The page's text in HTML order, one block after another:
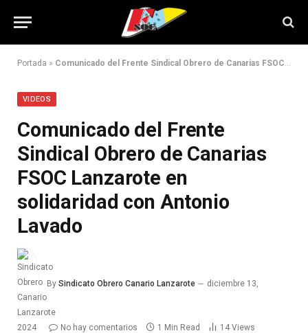
Portada » Comunicado del Frente Sindical Obrero de Canarias FSOC Lanzarote en solidaridad con Antonio Lavado
VIDEOS
Comunicado del Frente
Sindical Obrero de Canarias
FSOC Lanzarote en
solidaridad con Antonio
Lavado
By Sindicato Obrero Canario Lanzarote diciembre 13,
2024 No hay comentarios 1 Min Read 14 Views